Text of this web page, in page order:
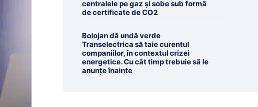
centralele pe gaz și sobe sub formă
de certificate de CO2
Bolojan dă undă verde
Transelectrica să taie curentul
companiilor, în contextul crizei
energetice. Cu cât timp trebuie să le
anunțe înainte